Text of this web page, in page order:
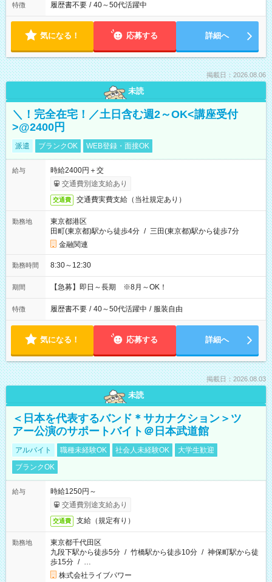
特徴 履歴書不要 / 40～50代活躍中
気になる！ 応募する 詳細へ
掲載日：2026.08.06
未読
＼！完全在宅！／土日含む週2～OK<講座受付
>@2400円
派遣 ブランクOK WEB登録・面接OK
給与
時給2400円＋交
交通費別途支給あり
交通費 交通費実費支給（当社規定あり）
勤務地
東京都港区
田町(東京都)駅から徒歩4分 / 三田(東京都)駅から徒歩7分
金融関連
勤務時間 8:30～12:30
期間 【急募】即日～長期 ※8月～OK！
特徴 履歴書不要 / 40～50代活躍中 / 服装自由
気になる！ 応募する 詳細へ
掲載日：2026.08.03
未読
＜日本を代表するバンド＊サカナクション＞ツ
アー公演のサポートバイト＠日本武道館
アルバイト 職種未経験OK 社会人未経験OK
大学生歓迎
ブランクOK
給与
時給1250円～
交通費別途支給あり
交通費 支給（規定有り）
勤務地
東京都千代田区
九段下駅から徒歩5分 / 竹橋駅から徒歩10分 / 神保町駅から徒
歩15分 / …
株式会社ライブパワー